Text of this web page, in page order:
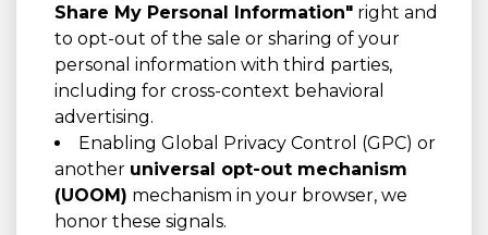
Share My Personal Information" right and
to opt-out of the sale or sharing of your
personal information with third parties,
including for cross-context behavioral
advertising.
Enabling Global Privacy Control (GPC) or
another universal opt-out mechanism
(UOOM) mechanism in your browser, we
honor these signals.